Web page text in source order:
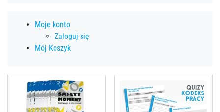
Moje konto
Zaloguj się
Mój Koszyk